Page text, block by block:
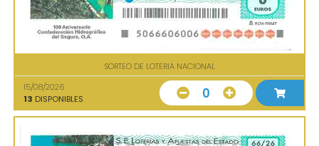
SORTEO DE LOTERIA NACIONAL
15/08/2026
13 DISPONIBLES 0